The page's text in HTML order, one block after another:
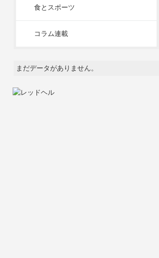
食とスポーツ
コラム連載
まだデータがありません。